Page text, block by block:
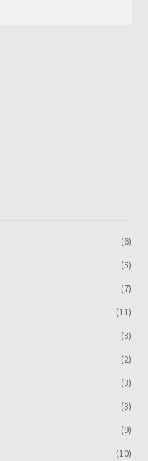
(6)
(5)
(7)
(11)
(3)
(2)
(3)
(3)
(9)
(10)